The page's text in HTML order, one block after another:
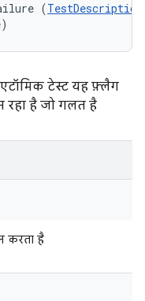
(TestDescription
टेस्ट यह फ़्लैग
रहा है जो गलत है
करता है